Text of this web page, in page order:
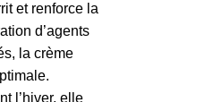
et renforce la
d’agents
la crème
l’hiver, elle